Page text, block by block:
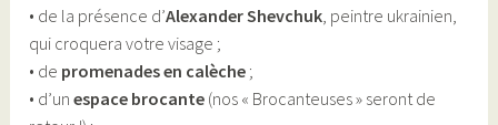
• de la présence d’Alexander Shevchuk , peintre ukrainien,
qui croquera votre visage ;
• de promenades en calèche ;
• d’unespace brocante (nos « Brocanteuses » seront de